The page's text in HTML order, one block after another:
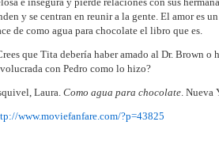
y se centran en reunir a la gente. El amor es
de como agua para chocolate el libro que es.
que Tita debería haber amado al Dr. Brown o
con Pedro como lo hizo?
Laura. Como agua para chocolate. Nueva
www.moviefanfare.com/?p=43825